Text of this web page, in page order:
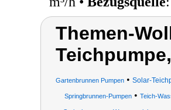
Themen-
Gartenbrunnen Pumpen • Solar-
Springbrunnen-Pumpen • Teich-